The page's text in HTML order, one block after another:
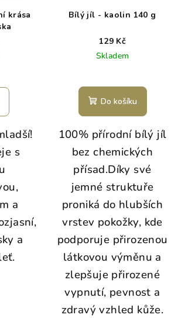
krása
s
a
a
Bílý jíl - kaolin 140 g
129 Kč
Skladem
Do košíku
100% přírodní bílý jíl
bez chemických
přísad.Díky své
jemné struktuře
proniká do hlubších
vrstev pokožky, kde
podporuje přirozenou
látkovou výměnu a
zlepšuje přirozené
vypnutí, pevnost a
zdravý vzhled kůže.